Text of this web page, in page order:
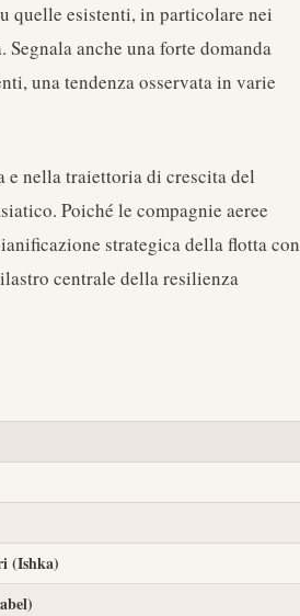
quelle esistenti, in particolare nei
anche una forte domanda
una tendenza osservata in varie
e nella traiettoria di crescita del
Poiché le compagnie aeree
strategica della flotta con
centrale della resilienza
(Ishka)